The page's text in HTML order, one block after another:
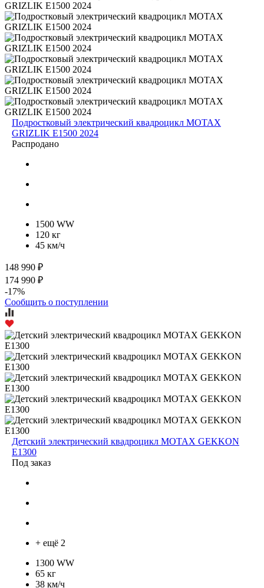
Подростковый электрический квадроцикл MOTAX
GRIZLIK E1500 2024
Распродано
1500 WW
120 кг
45 км/ч
148 990 ₽
174 990 ₽
-17%
Сообщить о поступлении
Детский электрический квадроцикл MOTAX GEKKON
E1300
Под заказ
+ ещё 2
1300 WW
65 кг
38 км/ч